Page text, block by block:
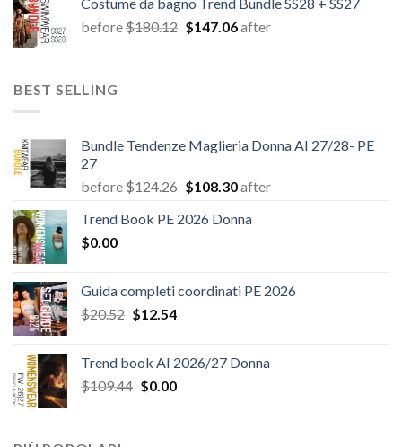
Costume da bagno Trend Bundle SS28 + SS27
before$180.12 Il
$147.06Il
after
BEST SELLING
Bundle Tendenze Maglieria Donna AI 27/28- PE
27
before$124.26 Il
originale
$108.30Il
attuale
after
Trend Book PE 2026 Donna
$0.00
Guida completi coordinati PE 2026
$20.52 Il
era:
$20.52.
$12.54Il
è:
$12.54.
Trend book AI 2026/27 Donna
$109.44 Il
$0.00Il